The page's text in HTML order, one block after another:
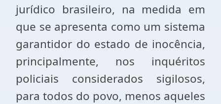
jurídico brasileiro, na medida em
que se apresenta como um sistema
garantidor do estado de inocência,
principalmente, nos inquéritos
policiais considerados sigilosos,
para todos do povo, menos aqueles